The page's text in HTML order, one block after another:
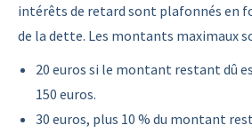
intérêts de retard sont plafonnés en
de la dette. Les montants maximaux
20 euros si le montant restant dû
150 euros.
30 euros, plus 10 % du montant